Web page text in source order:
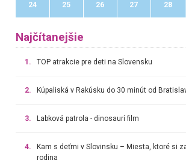
24 25 26 27 28
Najčítanejšie
1. TOP atrakcie pre deti na Slovensku
2. Kúpaliská v Rakúsku do 30 minút od
3. Labková patrola - dinosaurí film
4.
Kam s deťmi v Slovinsku – Miesta, ktoré si
rodina